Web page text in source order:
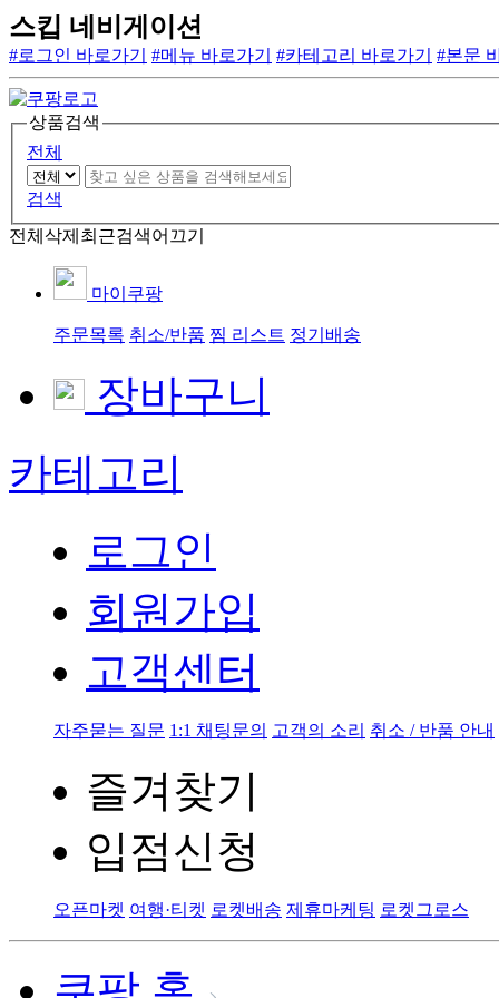
스킵 네비게이션
#로그인 바로가기 #메뉴 바로가기 #카테고리 바로가기 #본문
상품검색
전체
검색
전체삭제 최근검색어끄기
마이쿠팡
주문목록 취소/반품 찜 리스트 정기배송
장바구니
카테고리
로그인
회원가입
고객센터
자주묻는 질문 1:1 채팅문의 고객의 소리 취소 / 반품 안내
즐겨찾기
입점신청
오픈마켓 여행·티켓 로켓배송 제휴마케팅 로켓그로스